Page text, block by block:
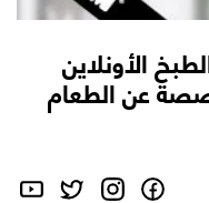
الأونلاين
عن الطعام